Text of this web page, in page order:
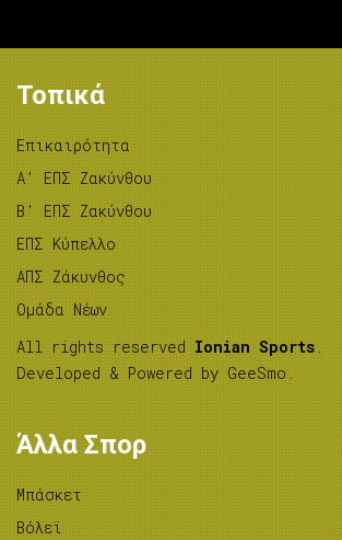
Τοπικά
Επικαιρότητα
A’ ΕΠΣ Ζακύνθου
B’ ΕΠΣ Ζακύνθου
ΕΠΣ Κύπελλο
ΑΠΣ Ζάκυνθος
Ομάδα Νέων
All rights reserved Ionian Sports .
Developed & Powered by GeeSmo .
Άλλα Σπορ
Μπάσκετ
Βόλεϊ